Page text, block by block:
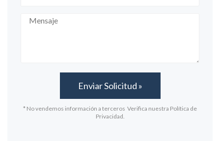
* No vendemos información a terceros Verifica nuestra Política de
Privacidad.